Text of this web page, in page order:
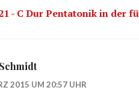
- C Dur Pentatonik in der
2015 UM 20:57 UHR